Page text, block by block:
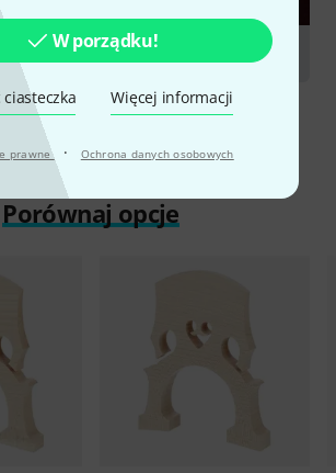
W porządku!
Więcej informacji
prawne · Ochrona danych osobowych
Porównaj opcje